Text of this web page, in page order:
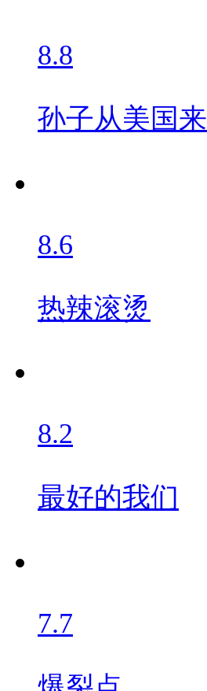
8.8
孙子从美国来
8.6
热辣滚烫
8.2
最好的我们
7.7